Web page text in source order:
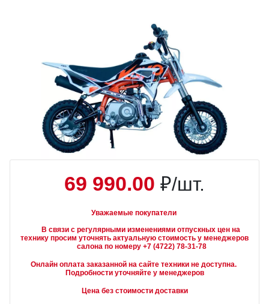
69 990.00 ₽/шт.
Уважаемые покупатели
технику просим уточнять актуальную стоимость у менеджеров
Онлайн оплата заказанной на сайте техники не доступна.
Подробности уточняйте у менеджеров
Цена без стоимости доставки